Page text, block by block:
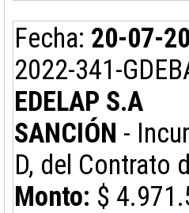
Fecha: 20-07-
2022-341-
EDELAP S.A
SANCIÓN -
D, del Contrato
Monto: $